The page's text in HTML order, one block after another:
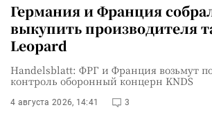
Германия и Франция
выкупить производителя
Leopard
Handelsblatt: ФРГ и Франция возьмут
контроль оборонный концерн KNDS
4 августа 2026, 14:41 3